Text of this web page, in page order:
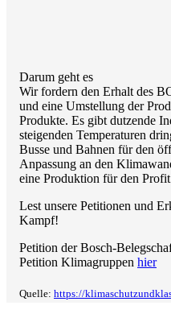
Darum geht es
Wir fordern den Erhalt des
und eine Umstellung der
Produkte. Es gibt dutzende
steigenden Temperaturen
Busse und Bahnen für den
Anpassung an den
eine Produktion für den
Lest unsere Petitionen und
Kampf!
Petition der Bosch-
Petition Klimagruppen hier
Quelle: https://